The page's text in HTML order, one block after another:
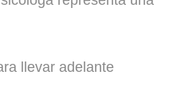
llevar adelante